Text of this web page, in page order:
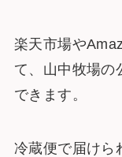
楽天市場や
て、山中牧場の
できます。
冷蔵便で届けら